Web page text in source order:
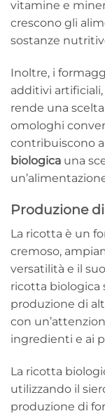
vitamine e
crescono gli
sostanze
Inoltre, i
additivi
rende una
omologhi
contribuiscono
biologica una
Produzione
La ricotta è un
cremoso,
versatilità e il
ricotta biologica
produzione di
con
ingredienti e ai
La ricotta
utilizzando il
produzione di